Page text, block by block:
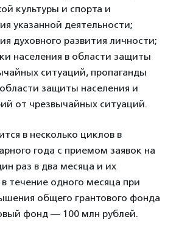
культуры и спорта и
указанной деятельности;
духовного развития личности;
населения в области защиты
ситуаций, пропаганды
защиты населения и
от чрезвычайных ситуаций.
в несколько циклов в
года с приемом заявок на
раз в два месяца и их
течение одного месяца при
общего грантового фонда
фонд — 100 млн рублей.